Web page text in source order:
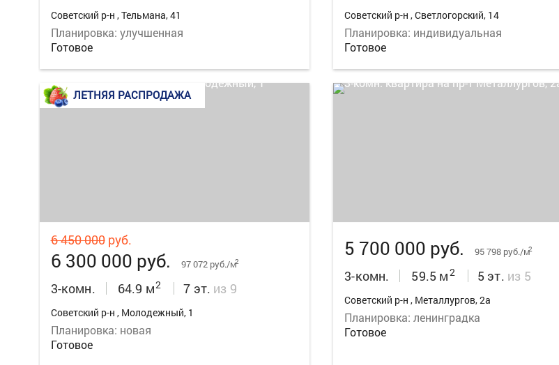
Советский р-н , Тельмана, 41
Планировка: улучшенная
Готовое
Советский р-н , Светлогорский, 14
Планировка: индивидуальная
Готовое
ЛЕТНЯЯ РАСПРОДАЖА
6 450 000руб.
6 300 000 руб. 97 072 руб./м2
3-комн. 64.9 м2 7 эт. из 9
Советский р-н , Молодежный, 1
Планировка: новая
Готовое
5 700 000 руб. 95 798 руб./м2
3-комн. 59.5 м2 5 эт. из 5
Советский р-н , Металлургов, 2а
Планировка: ленинградка
Готовое